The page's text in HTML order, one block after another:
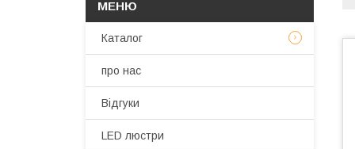
Каталог
про нас
Відгуки
LED люстри